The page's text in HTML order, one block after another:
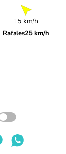
15 km/h
Rafales25 km/h